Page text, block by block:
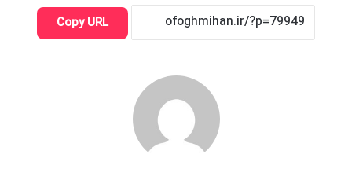
Copy URL